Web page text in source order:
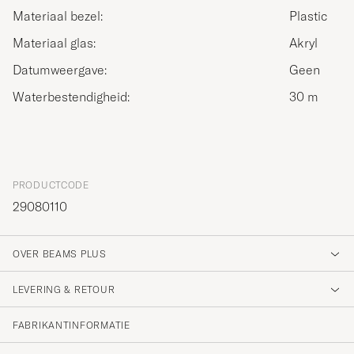
Materiaal bezel:
Plastic
Materiaal glas:
Akryl
Datumweergave:
Geen
Waterbestendigheid:
30 m
PRODUCTCODE
29080110
OVER BEAMS PLUS
LEVERING & RETOUR
FABRIKANTINFORMATIE